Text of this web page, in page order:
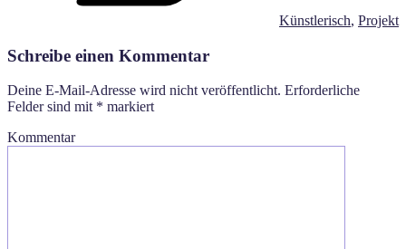
Künstlerisch, Projekt
Schreibe einen Kommentar
Deine E-Mail-Adresse wird nicht veröffentlicht. Erforderliche
Felder sind mit * markiert
Kommentar